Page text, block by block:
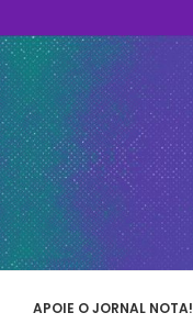
APOIE O JORNAL NOTA!